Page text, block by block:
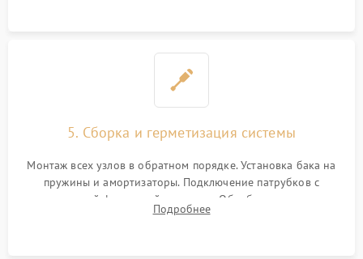
5. Сборка и герметизация системы
Монтаж всех узлов в обратном порядке. Установка бака на
пружины и амортизаторы. Подключение патрубков с
надежной фиксацией хомутами. Обработка стыков
герметиком для предотвращения возможных протечек воды.
Подробнее